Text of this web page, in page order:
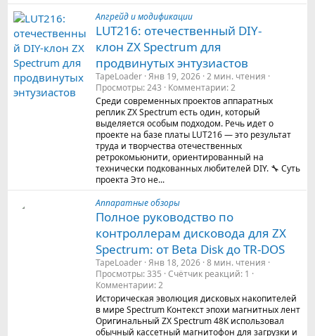
Апгрейд и модификации
LUT216: отечественный DIY-
клон ZX Spectrum для
продвинутых энтузиастов
TapeLoader Янв 19, 2026 2 мин. чтения
Просмотры 243 Комментарии 2
Среди современных проектов аппаратных
реплик ZX Spectrum есть один, который
выделяется особым подходом. Речь идет о
проекте на базе платы LUT216 — это результат
труда и творчества отечественных
ретрокомьюнити, ориентированный на
технически подкованных любителей DIY. 🔧 Суть
проекта Это не...
Аппаратные обзоры
Полное руководство по
контроллерам дисковода для ZX
Spectrum: от Beta Disk до TR-DOS
TapeLoader Янв 18, 2026 8 мин. чтения
Просмотры 335 Счётчик реакций 1
Комментарии 2
Историческая эволюция дисковых накопителей
в мире Spectrum Контекст эпохи магнитных лент
Оригинальный ZX Spectrum 48K использовал
обычный кассетный магнитофон для загрузки и